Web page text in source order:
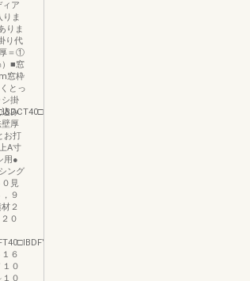
ィア
ま
りま
り代
＝①
■窓
窓枠
とっ
掛
み
厚
お打
A寸
用●
ング
見
９
２
０
６
０
０